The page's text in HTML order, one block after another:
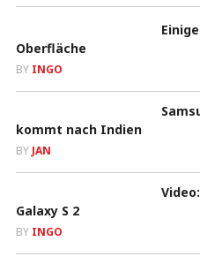
Oberfläche
BY INGO
kommt nach Indien
BY JAN
Galaxy S 2
BY INGO